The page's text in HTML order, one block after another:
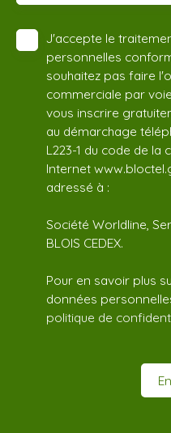
J'accepte le
personnelles
souhaitez pas faire
commerciale par
vous inscrire
au démarchage
L223-1 du code de la
Internet
adressé à :
Société Worldline,
BLOIS CEDEX.
Pour en savoir plus
données
politique de